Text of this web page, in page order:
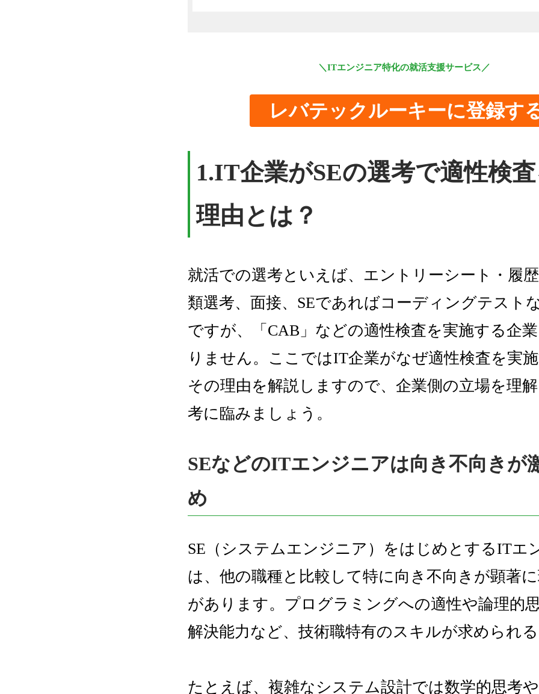
＼ITエンジニア特化の就活支援サービス／
レバテックルーキーに登録す
1.IT企業がSEの選考で適性検
理由とは？
就活での選考といえば、エントリーシート・履
類選考、面接、SEであればコーディングテスト
ですが、「CAB」などの適性検査を実施する企
りません。ここではIT企業がなぜ適性検査を実
その理由を解説しますので、企業側の立場を理
考に臨みましょう。
SEなどのITエンジニアは向き不向きが
め
SE（システムエンジニア）をはじめとするITエ
は、他の職種と比較して特に向き不向きが顕著
があります。プログラミングへの適性や論理的
解決能力など、技術職特有のスキルが求められ
たとえば、複雑なシステム設計では数学的思考